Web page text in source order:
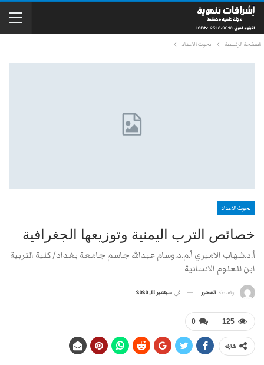
الصفحة الرئيسية بحوث الاعداد
بحوث الاعداد
خصائص الترب اليمنية وتوزيعها الجغرافية
أ.د.شهاب الاميري أ.م.د.وسام عبدالله جاسم جامعة بغداد/ كلية التربية
ابن للعلوم الانسانية
بواسطة المحرر في سبتمبر 11, 2020
0 125
شارك